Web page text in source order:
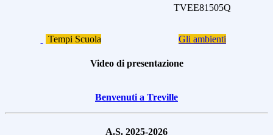
TVEE81505Q
Tempi Scuola Gli ambienti
Video di presentazione
Benvenuti a Treville
A.S. 2025-2026